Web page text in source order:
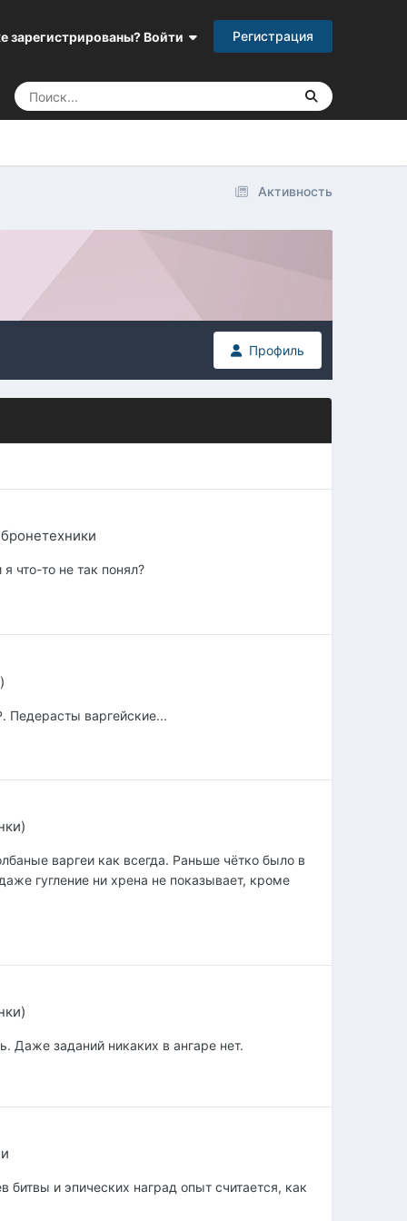
зарегистрированы? Войти Регистрация
Активность
Профиль
что-то не так понял?
Педерасты варгейские...
варгеи как всегда. Раньше чётко было в
гугление ни хрена не показывает, кроме
Даже заданий никаких в ангаре нет.
битвы и эпических наград опыт считается, как